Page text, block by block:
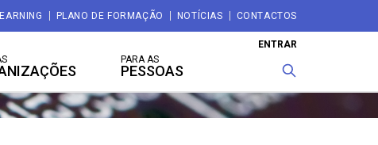
PLANO DE FORMAÇÃO NOTÍCIAS CONTACTOS
ENTRAR
PARA AS
PESSOAS